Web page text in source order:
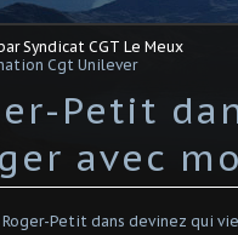
Syndicat CGT Le Meux
Cgt Unilever
Petit
avec